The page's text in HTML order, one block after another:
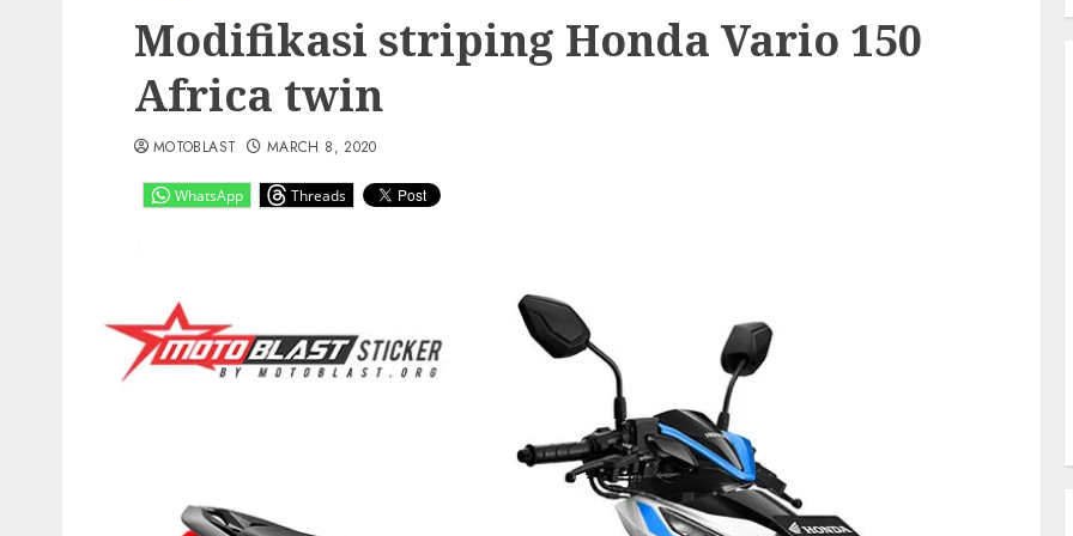
Modifikasi striping Honda Vario 150
Africa twin
WhatsApp Threads
MOTOBLAST MARCH 8, 2020